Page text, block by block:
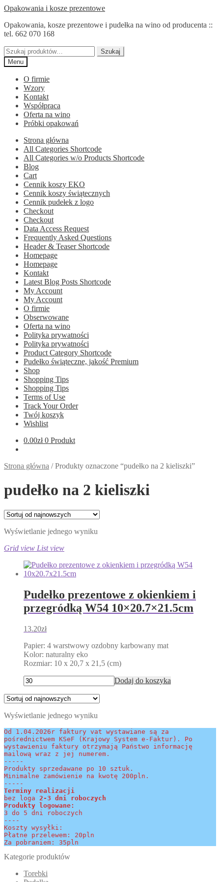
Przejdź
nawigacji
Przejdź
treści
Opakowania i kosze prezentowe
Opakowania, kosze prezentowe i pudełka na wino od producenta ::
tel. 662 070 168
Szukaj:
Szukaj
Menu
O firmie
Wzory
Kontakt
Współpraca
Oferta na wino
Próbki opakowań
Strona główna
All Categories Shortcode
All Categories w/o Products Shortcode
Blog
Cart
Cennik koszy EKO
Cennik koszy świątecznych
Cennik pudełek z logo
Checkout
Checkout
Data Access Request
Frequently Asked Questions
Header & Teaser Shortcode
Homepage
Homepage
Kontakt
Latest Blog Posts Shortcode
My Account
My Account
O firmie
Obserwowane
Oferta na wino
Polityka prywatności
Polityka prywatności
Product Category Shortcode
Pudełko świąteczne, jakość Premium
Shop
Shopping Tips
Shopping Tips
Terms of Use
Track Your Order
Twój koszyk
Wishlist
0.00zł 0 Produkt
Strona główna /Produkty oznaczone “pudełko na 2 kieliszki”
pudełko na 2 kieliszki
Wyświetlanie jednego wyniku
Grid view List view
Pudełko prezentowe z okienkiem i
przegródką W54 10×20.7×21.5cm
13.20zł
Papier: 4 warstwowy ozdobny karbowany mat
Kolor: naturalny eko
Rozmiar: 10 x 20,7 x 21,5 (cm)
Dodaj do koszyka
Wyświetlanie jednego wyniku
Od 1.04.2026r faktury vat wystawiane są za
pośrednictwem KSeF (Krajowy System e-Faktur). Po
wystawieniu faktury otrzymają Państwo informację
mailową wraz z jej numerem.
-----
Produkty sprzedawane po 10 sztuk.
Minimalne zamówienie na kwotę 200pln.
-----
Terminy realizacji
bez loga 2-3 dni roboczych
Produkty logowane:
3 do 5 dni roboczych
----
Koszty wysyłki:
Płatne przelewem: 20pln
Za pobraniem: 35pln
Kategorie produktów
Torebki